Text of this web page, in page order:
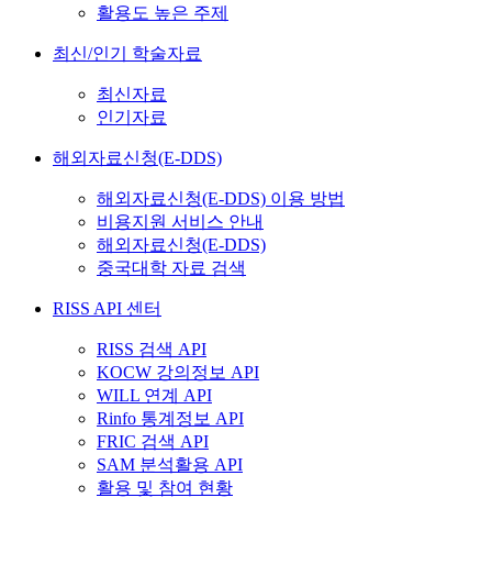
활용도 높은 주제
최신/인기 학술자료
최신자료
인기자료
해외자료신청(E-DDS)
해외자료신청(E-DDS) 이용 방법
비용지원 서비스 안내
해외자료신청(E-DDS)
중국대학 자료 검색
RISS API 센터
RISS 검색 API
KOCW 강의정보 API
WILL 연계 API
Rinfo 통계정보 API
FRIC 검색 API
SAM 분석활용 API
활용 및 참여 현황